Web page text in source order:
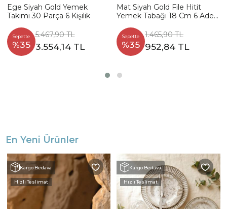
Ege Siyah Gold Yemek
Takımı 30 Parça 6 Kişilik
Sepette
%35
5.467,90 TL
3.554,14 TL
Mat Siyah Gold File Hitit
Yemek Tabağı 18 Cm 6 Adet
Sepette
%35
1.465,90 TL
952,84 TL
En Yeni Ürünler
Kargo Bedava
Hızlı Teslimat
Kargo Bedava
Hızlı Teslimat